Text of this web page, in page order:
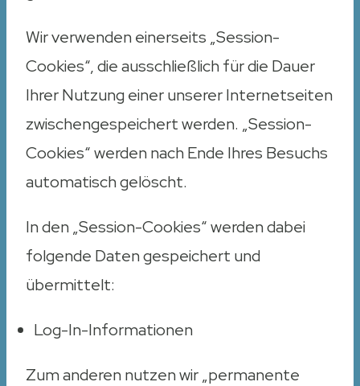
Wir verwenden einerseits „Session-
Cookies“, die ausschließlich für die Dauer
Ihrer Nutzung einer unserer Internetseiten
zwischengespeichert werden. „Session-
Cookies“ werden nach Ende Ihres Besuchs
automatisch gelöscht.
In den „Session-Cookies“ werden dabei
folgende Daten gespeichert und
übermittelt:
Log-In-Informationen
Zum anderen nutzen wir „permanente